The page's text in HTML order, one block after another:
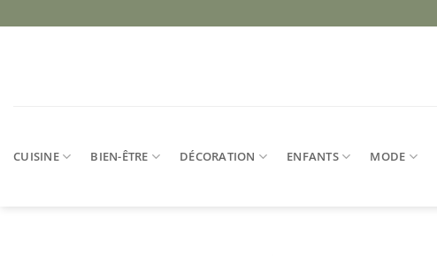
au
CUISINE BIEN-ÊTRE DÉCORATION ENFANTS MODE